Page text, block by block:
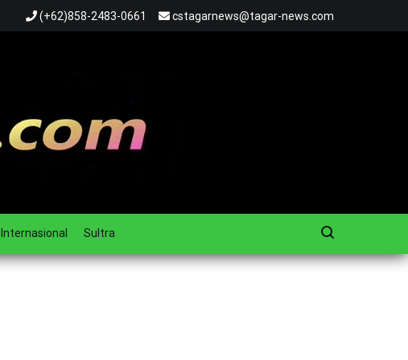
(+62)858-2483-0661 cstagarnews@tagar-news.com
Internasional Sultra